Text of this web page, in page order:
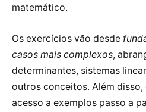
matemático.
Os exercícios vão desde
casos mais complexos,
determinantes, sistemas
outros conceitos. Além disso,
acesso a exemplos passo a